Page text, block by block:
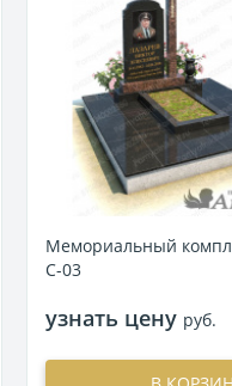
Мемориальный
С-03
узнать цену руб.